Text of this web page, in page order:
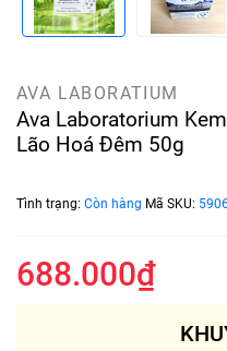
AVA LABORATIUM
Ava Laboratorium
Lão Hoá Đêm 50g
Tình trạng: Còn hàng Mã SKU:
688.000₫